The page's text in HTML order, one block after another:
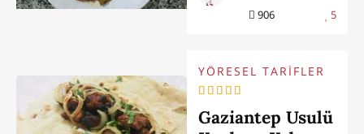
906 5
YÖRESEL TARİFLER
Gaziantep Usulü